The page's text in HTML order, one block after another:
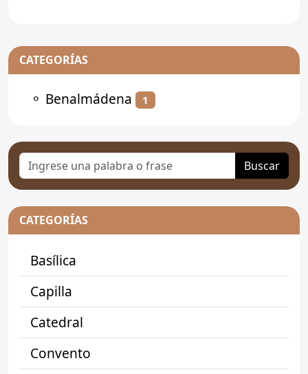
CATEGORÍAS
⚬ Benalmádena 1
Buscar
CATEGORÍAS
Basílica
Capilla
Catedral
Convento